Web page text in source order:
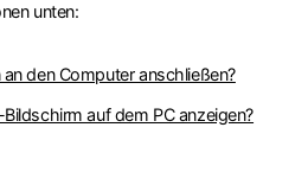
unten:
an den Computer anschließen?
auf dem PC anzeigen?